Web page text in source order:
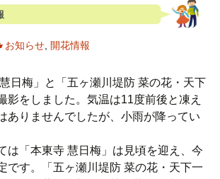
お知らせ 開花情報
日梅」と「五ヶ瀬川堤防 菜の花・天下
影をしました。気温は11度前後と凍え
ありませんでしたが、小雨が降ってい
は「本東寺 慧日梅」は見頃を迎え、今
です。「五ヶ瀬川堤防 菜の花・天下一